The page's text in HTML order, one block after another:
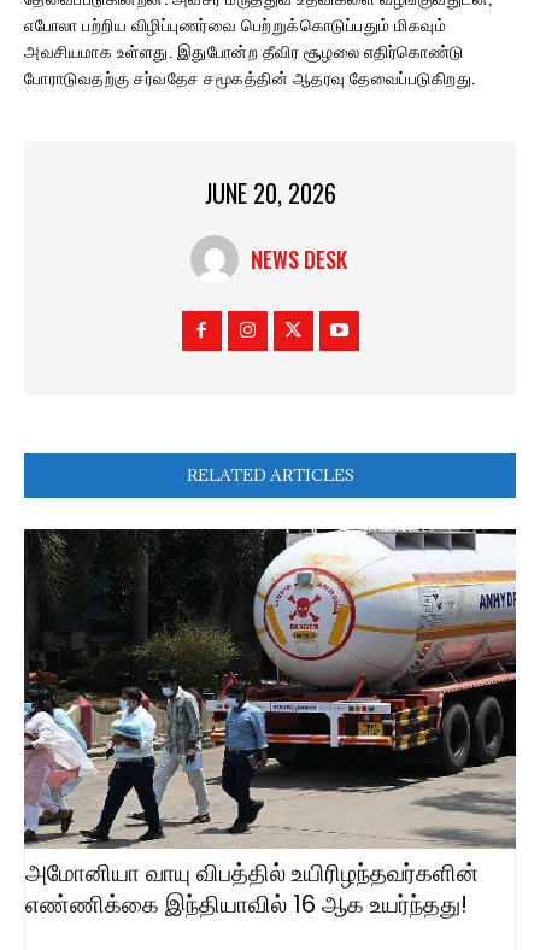
எபோலா பற்றிய விழிப்புணர்வை பெற்றுக்கொடுப்பதும் மிகவும்
அவசியமாக உள்ளது. இதுபோன்ற தீவிர சூழலை எதிர்கொண்டு
போராடுவதற்கு சர்வதேச சமூகத்தின் ஆதரவு தேவைப்படுகிறது.
JUNE 20, 2026
NEWS DESK
RELATED ARTICLES
அமோனியா வாயு விபத்தில் உயிரிழந்தவர்களின்
எண்ணிக்கை இந்தியாவில் 16 ஆக உயர்ந்தது!